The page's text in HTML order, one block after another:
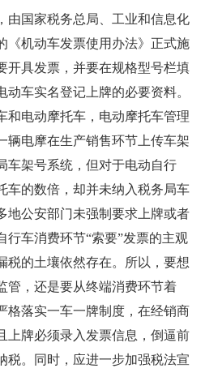
国家税务总局、工业和信息化
《机动车发票使用办法》正式施
开具发票，并要在规格型号栏填
车实名登记上牌的必要资料。
和电动摩托车，电动摩托车管理
辆电摩在生产销售环节上传车架
车架号系统，但对于电动自行
车的数倍，却并未纳入税务局车
地公安部门未强制要求上牌或者
行车消费环节“索要”发票的主观
税的土壤依然存在。所以，要想
管，还是要从终端消费环节着
格落实一车一牌制度，在经销商
上牌必须录入发票信息，倒逼前
税。同时，应进一步加强税法宣